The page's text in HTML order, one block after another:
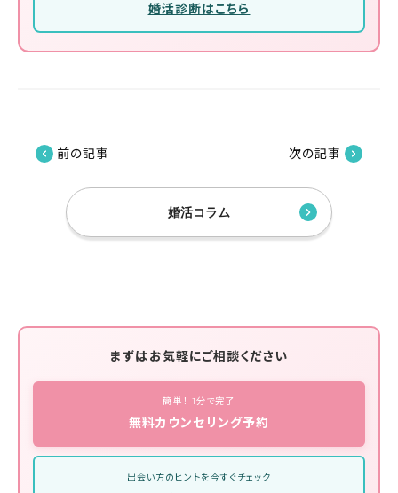
婚活診断はこちら
前の記事
婚活コラム
次の記事
まずはお気軽にご相談ください
簡単！ 1分で完了
無料カウンセリング予約
出会い方のヒントを今すぐチェック